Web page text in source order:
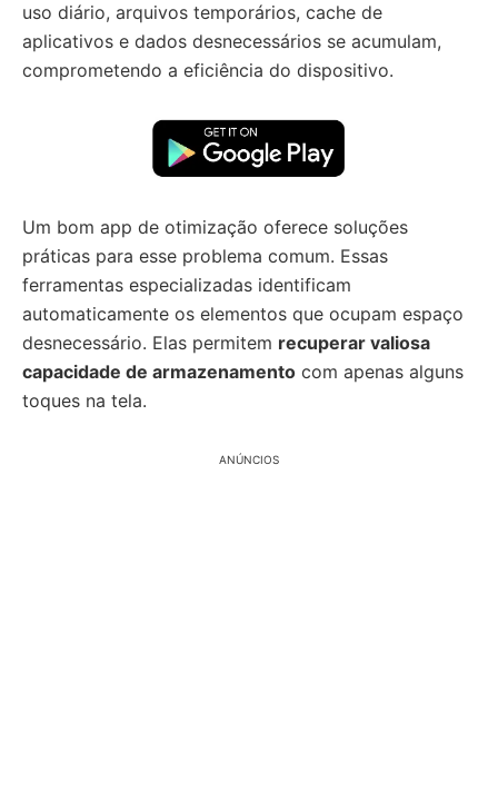
uso diário, arquivos temporários, cache de
aplicativos e dados desnecessários se acumulam,
comprometendo a eficiência do dispositivo.
Um bom app de otimização oferece soluções
práticas para esse problema comum. Essas
ferramentas especializadas identificam
automaticamente os elementos que ocupam espaço
desnecessário. Elas permitem recuperar valiosa
capacidade de armazenamento com apenas alguns
toques na tela.
ANÚNCIOS